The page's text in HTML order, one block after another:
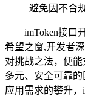
避免因不合
imToken接口
希望之窗,开发者
对挑战之法，便
多元、安全可靠
应用需求的攀升，